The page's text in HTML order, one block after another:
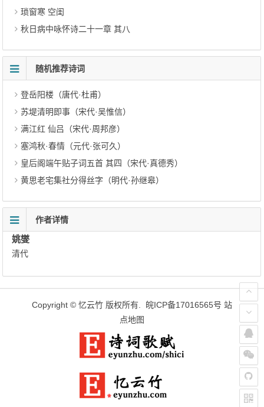
琐窗寒 空闺
秋日病中咏怀诗二十一章 其八
随机推荐诗词
登岳阳楼（唐代·杜甫）
苏堤清明即事（宋代·吴惟信）
满江红 仙吕（宋代·周邦彦）
塞鸿秋·春情（元代·张可久）
皇后阁端午贴子词五首 其四（宋代·真德秀）
黄思老宅集社分得丝字（明代·孙继皋）
作者详情
姚燮
清代
Copyright © 忆云竹 版权所有. 皖ICP备17016565号 站
点地图